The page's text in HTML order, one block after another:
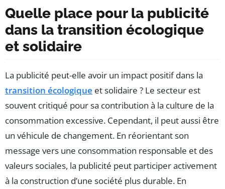
Quelle place pour la publicité
dans la transition écologique
et solidaire
La publicité peut-elle avoir un impact positif dans la
transition écologique et solidaire ? Le secteur est
souvent critiqué pour sa contribution à la culture de la
consommation excessive. Cependant, il peut aussi être
un véhicule de changement. En réorientant son
message vers une consommation responsable et des
valeurs sociales, la publicité peut participer activement
à la construction d’une société plus durable. En